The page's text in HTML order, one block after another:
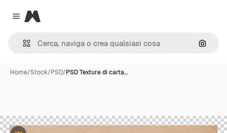
Close menu
Magnific
Cerca
Home/Stock/PSD/PSD Texture di carta…